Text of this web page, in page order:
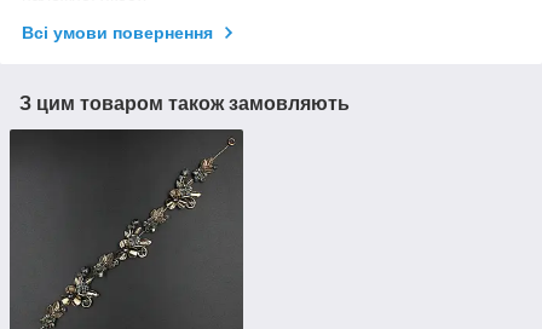
Всі умови повернення
З цим товаром також замовляють